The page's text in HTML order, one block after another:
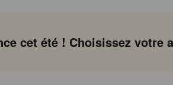
cet été ! Choisissez